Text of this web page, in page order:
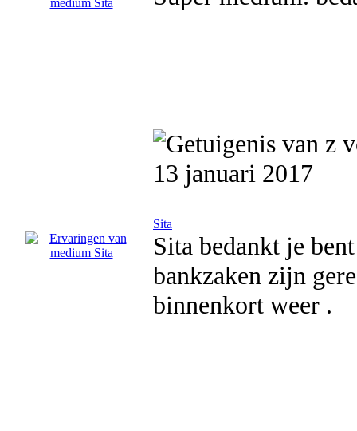
13 januari 2017
Sita
Sita bedankt je
bankzaken zijn
binnenkort weer .